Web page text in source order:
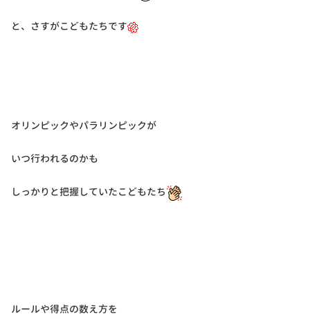
と、さすがこどもたちです
オリンピックやパラリンピックが
いつ行われるのかも
しっかりと把握していたこどもたち
ルールや得点の数え方を